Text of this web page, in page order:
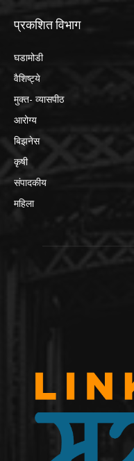
प्रकशित विभाग
घडामोडी
वैशिष्ट्ये
मुक्त- व्यासपीठ
आरोग्य
बिझनेस
कृषी
संपादकीय
महिला